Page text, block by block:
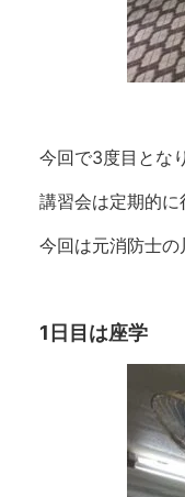
今回で3度目とな
講習会は定期的に
今回は元消防士の
1日目は座学